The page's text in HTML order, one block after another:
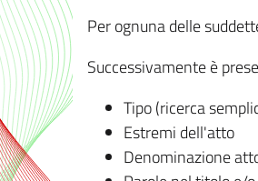
Per ognuna delle
Successivamente è
Tipo (ricerca
Estremi dell'atto
Denominazione